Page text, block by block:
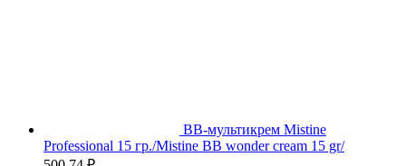
BB-мультикрем Mistine
Professional 15 гр./Mistine BB wonder cream 15 gr/